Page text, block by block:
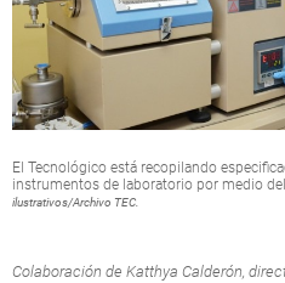
El Tecnológico está recopilando
instrumentos de laboratorio por medio del
ilustrativos/Archivo TEC.
Colaboración de Katthya Calderón,